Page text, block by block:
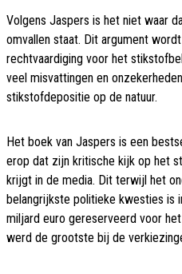
Volgens Jaspers is het niet waar
omvallen staat. Dit argument
rechtvaardiging voor het
veel misvattingen en
stikstofdepositie op de natuur.
Het boek van Jaspers is een
erop dat zijn kritische kijk op het
krijgt in de media. Dit terwijl het
belangrijkste politieke kwesties is
miljard euro gereserveerd voor
werd de grootste bij de